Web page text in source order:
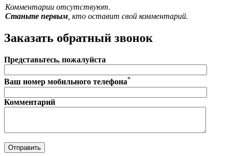
Комментарии отсутствуют.
Станьте первым, кто оставит свой комментарий.
Заказать обратный звонок
Представьтесь, пожалуйста
Ваш номер мобильного телефона*
Комментарий